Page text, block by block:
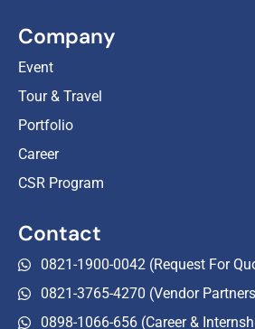
Company
Event
Tour & Travel
Portfolio
Career
CSR Program
Contact
0821-1900-0042 (Request For
0821-3765-4270 (Vendor
0898-1066-656 (Career &